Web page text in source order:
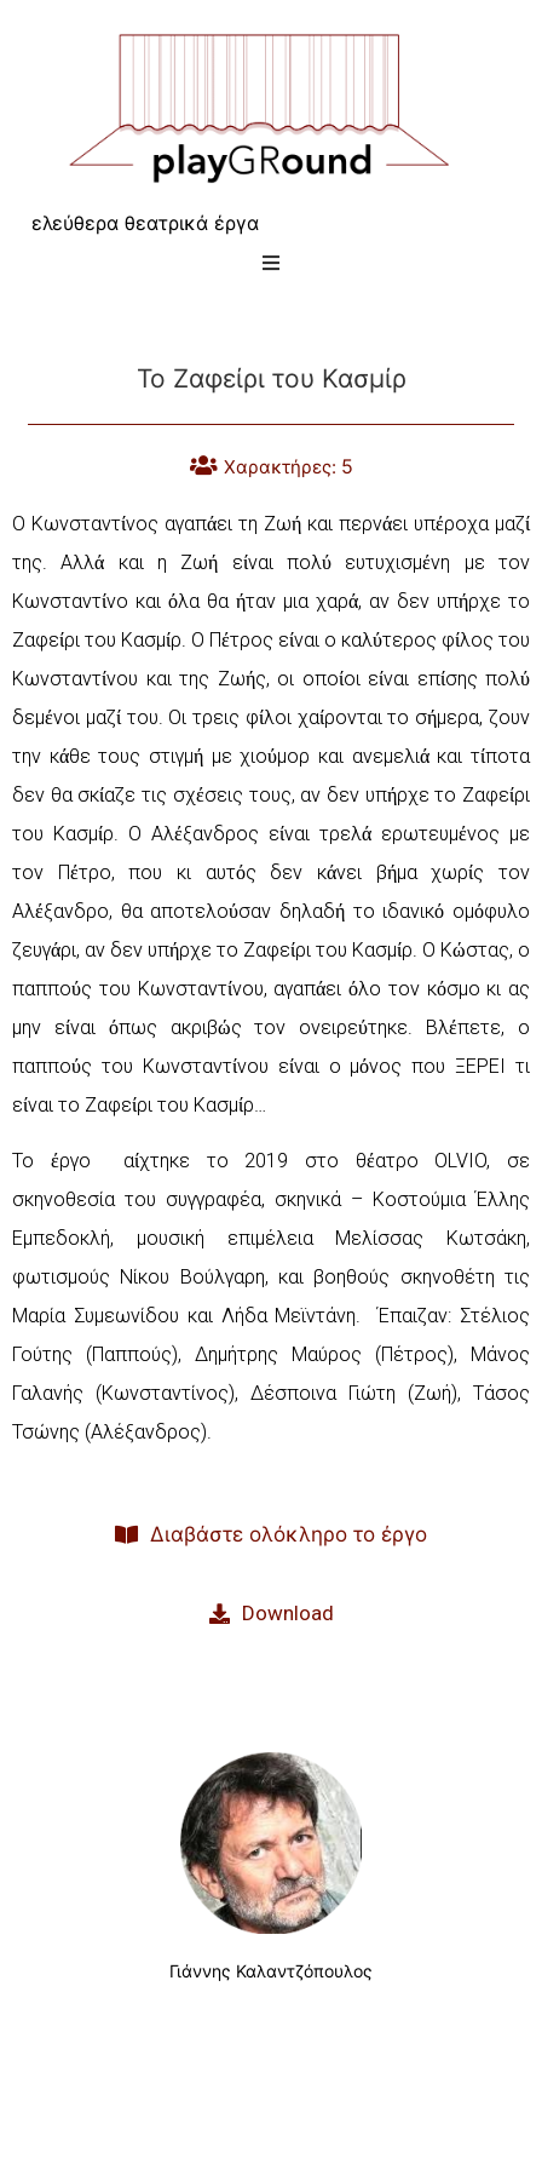
ελεύθερα θεατρικά έργα
Το Ζαφείρι του Κασμίρ
Χαρακτήρες: 5
Ο Κωνσταντίνος αγαπάει τη Ζωή και περνάει υπέροχα μαζί
της. Αλλά και η Ζωή είναι πολύ ευτυχισμένη με τον
Κωνσταντίνο και όλα θα ήταν μια χαρά, αν δεν υπήρχε το
Ζαφείρι του Κασμίρ. Ο Πέτρος είναι ο καλύτερος φίλος του
Κωνσταντίνου και της Ζωής, οι οποίοι είναι επίσης πολύ
δεμένοι μαζί του. Οι τρεις φίλοι χαίρονται το σήμερα, ζουν
την κάθε τους στιγμή με χιούμορ και ανεμελιά και τίποτα
δεν θα σκίαζε τις σχέσεις τους, αν δεν υπήρχε το Ζαφείρι
του Κασμίρ. Ο Αλέξανδρος είναι τρελά ερωτευμένος με
τον Πέτρο, που κι αυτός δεν κάνει βήμα χωρίς τον
Αλέξανδρο, θα αποτελούσαν δηλαδή το ιδανικό ομόφυλο
ζευγάρι, αν δεν υπήρχε το Ζαφείρι του Κασμίρ. Ο Κώστας, ο
παππούς του Κωνσταντίνου, αγαπάει όλο τον κόσμο κι ας
μην είναι όπως ακριβώς τον ονειρεύτηκε. Βλέπετε, ο
παππούς του Κωνσταντίνου είναι ο μόνος που ΞΕΡΕΙ τι
είναι το Ζαφείρι του Κασμίρ…
Το έργο αίχτηκε το 2019 στο θέατρο OLVIO, σε
σκηνοθεσία του συγγραφέα, σκηνικά – Κοστούμια Έλλης
Εμπεδοκλή, μουσική επιμέλεια Μελίσσας Κωτσάκη,
φωτισμούς Νίκου Βούλγαρη, και βοηθούς σκηνοθέτη τις
Μαρία Συμεωνίδου και Λήδα Μεϊντάνη. Έπαιζαν: Στέλιος
Γούτης (Παππούς), ∆ημήτρης Μαύρος (Πέτρος), Μάνος
Γαλανής (Κωνσταντίνος), ∆έσποινα Γιώτη (Ζωή), Τάσος
Τσώνης (Αλέξανδρος).
Διαβάστε ολόκληρο το έργο
Download
Γιάννης Καλαντζόπουλος